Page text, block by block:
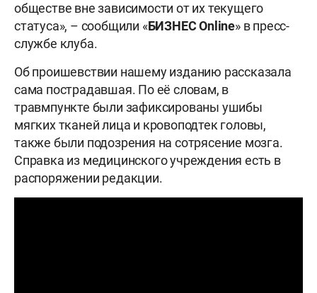
обществе вне зависимости от их текущего
статуса», – сообщили «БИЗНЕСOnline» в пресс-
службе клуба.
Об проишевствии нашему изданию рассказала
сама пострадавшая. По её словам, в
травмпункте были зафиксированы ушибы
мягких тканей лица и кровоподтек головы,
также были подозрения на сотрясение мозга.
Справка из медицинского учреждения есть в
распоряжении редакции.